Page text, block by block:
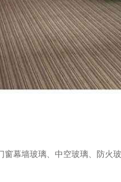
幕墙玻璃、中空玻璃、防火